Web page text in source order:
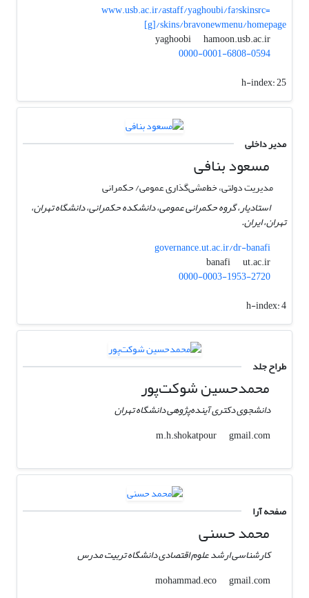
www.usb.ac.ir/astaff/yaghoubi/fa?skinsrc=
[g]/skins/bravonewmenu/homepage
yaghoobi
hamoon.usb.ac.ir
0000-0001-6808-0594
h-index:25
مدیر داخلی
مسعود بنافی
مدیریت دولتی، خط‌مشی‌گذاری عمومی/ حکمرانی
استادیار، گروه حکمرانی عمومی، دانشکده حکمرانی، دانشگاه تهران،
تهران، ایران.
governance.ut.ac.ir/dr-banafi
banafi
ut.ac.ir
0000-0003-1953-2720
h-index:4
طراح جلد
محمدحسین شوکت‌پور
دانشجوی دکتری آینده‌پژوهی دانشگاه تهران
m.h.shokatpour
gmail.com
صفحه آرا
محمد حسنی
کارشناسی ارشد علوم اقتصادی دانشگاه تربیت مدرس
mohammad.eco
gmail.com